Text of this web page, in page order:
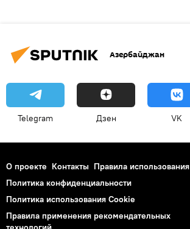
Азербайджан
Telegram Дзен VK
О проекте Контакты Правила использования
Политика конфиденциальности
Политика использования Cookie
Правила применения рекомендательных